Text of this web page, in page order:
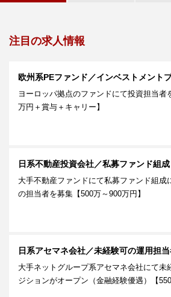
注目の求人情報
欧州系PEファンド／インベストメント
ヨーロッパ拠点のファンドにて投資担当者
万円＋賞与＋キャリー】
日系不動産投資会社／私募ファンド組成
大手不動産ファンドにて私募ファンド組成
の担当者を募集【500万～900万円】
日系アセマネ会社／未経験可の運用担
大手ネットグループ系アセマネ会社にて未
ジションがオープン（金融経験優遇）【550